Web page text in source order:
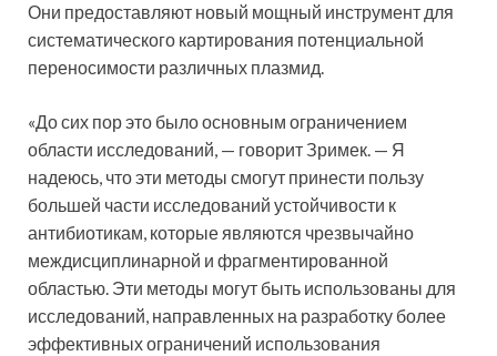
Они предоставляют новый мощный инструмент для
систематического картирования потенциальной
переносимости различных плазмид.
«До сих пор это было основным ограничением
области исследований, — говорит Зримек. — Я
надеюсь, что эти методы смогут принести пользу
большей части исследований устойчивости к
антибиотикам, которые являются чрезвычайно
междисциплинарной и фрагментированной
областью. Эти методы могут быть использованы для
исследований, направленных на разработку более
эффективных ограничений использования